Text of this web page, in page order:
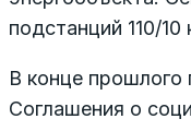
подстанций 110/
В конце прошлого
Соглашения о